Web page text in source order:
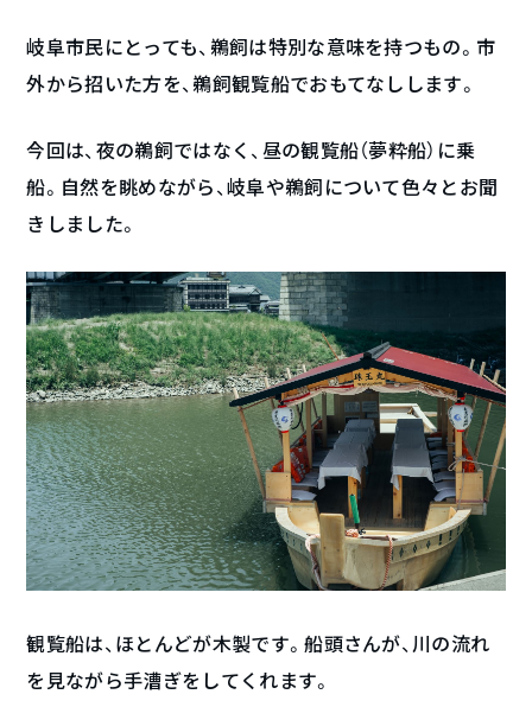
岐阜市民にとっても、鵜飼は特別な意味を持つもの。市
外から招いた方を、鵜飼観覧船でおもてなしします。
今回は、夜の鵜飼ではなく、昼の観覧船（夢粋船）に乗
船。自然を眺めながら、岐阜や鵜飼について色々とお聞
きしました。
観覧船は、ほとんどが木製です。船頭さんが、川の流れ
を見ながら手漕ぎをしてくれます。